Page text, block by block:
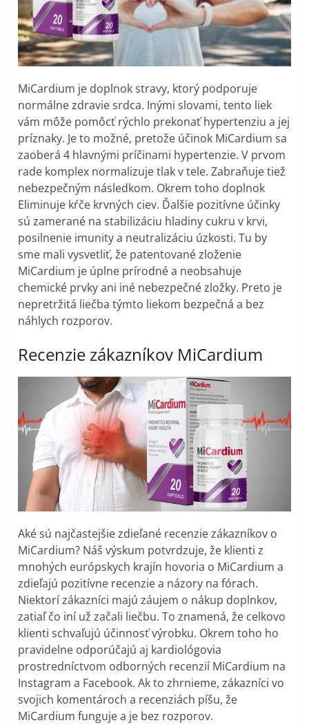
MiCardium je doplnok stravy, ktorý podporuje
normálne zdravie srdca. Inými slovami, tento liek
vám môže pomôcť rýchlo prekonať hypertenziu a jej
príznaky. Je to možné, pretože účinok MiCardium sa
zaoberá 4 hlavnými príčinami hypertenzie. V prvom
rade komplex normalizuje tlak v tele. Zabraňuje tiež
nebezpečným následkom. Okrem toho doplnok
Eliminuje kŕče krvných ciev. Ďalšie pozitívne účinky
sú zamerané na stabilizáciu hladiny cukru v krvi,
posilnenie imunity a neutralizáciu úzkosti. Tu by
sme mali vysvetliť, že patentované zloženie
MiCardium je úplne prírodné a neobsahuje
chemické prvky ani iné nebezpečné zložky. Preto je
nepretržitá liečba týmto liekom bezpečná a bez
náhlych rozporov.
Recenzie zákazníkov MiCardium
Aké sú najčastejšie zdieľané recenzie zákazníkov o
MiCardium? Náš výskum potvrdzuje, že klienti z
mnohých európskych krajín hovoria o MiCardium a
zdieľajú pozitívne recenzie a názory na fórach.
Niektorí zákazníci majú záujem o nákup doplnkov,
zatiaľ čo iní už začali liečbu. To znamená, že celkovo
klienti schvaľujú účinnosť výrobku. Okrem toho ho
pravidelne odporúčajú aj kardiológovia
prostredníctvom odborných recenzií MiCardium na
Instagram a Facebook. Ak to zhrnieme, zákazníci vo
svojich komentároch a recenziách píšu, že
MiCardium funguje a je bez rozporov.